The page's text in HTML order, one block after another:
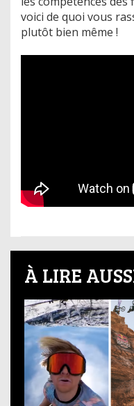
voici de quoi vous
plutôt bien même !
À LIRE